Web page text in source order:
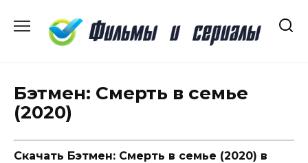
содержанию
Бэтмен: Смерть в семье
(2020)
Скачать Бэтмен: Смерть в семье (2020) в